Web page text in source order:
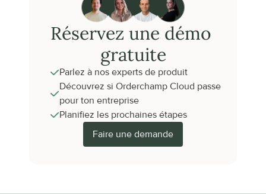
Réservez une démo
gratuite
Parlez à nos experts de produit
Découvrez si Orderchamp Cloud passe
pour ton entreprise
Planifiez les prochaines étapes
Faire une demande